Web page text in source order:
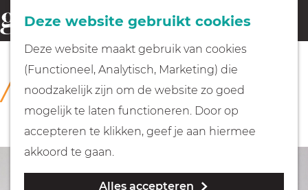
Deze website gebruikt cookies
Deze website maakt gebruik van cookies
(Functioneel, Analytisch, Marketing) die
noodzakelijk zijn om de website zo goed
mogelijk te laten functioneren. Door op
accepteren te klikken, geef je aan hiermee
akkoord te gaan.
Alles accepteren
G
a
r
Fietsen
Wandelen
o
e
k
e
n
COLLECTIE
Rijksmuseum Muiderslot